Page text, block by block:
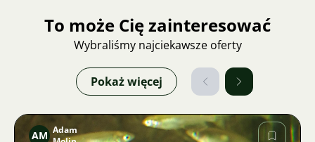
To może Cię zainteresować
Wybraliśmy najciekawsze oferty
Pokaż więcej
AM Adam